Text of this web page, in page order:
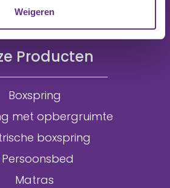
Weigeren
Producten
Boxspring
met opbergruimte
boxspring
Persoonsbed
Matras